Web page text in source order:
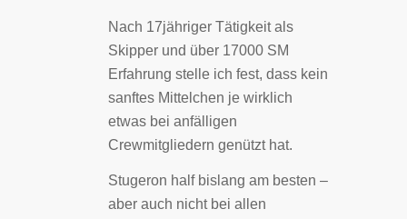
Nach 17jähriger Tätigkeit als
Skipper und über 17000 SM
Erfahrung stelle ich fest, dass kein
sanftes Mittelchen je wirklich
etwas bei anfälligen
Crewmitgliedern genützt hat.
Stugeron half bislang am besten –
aber auch nicht bei allen